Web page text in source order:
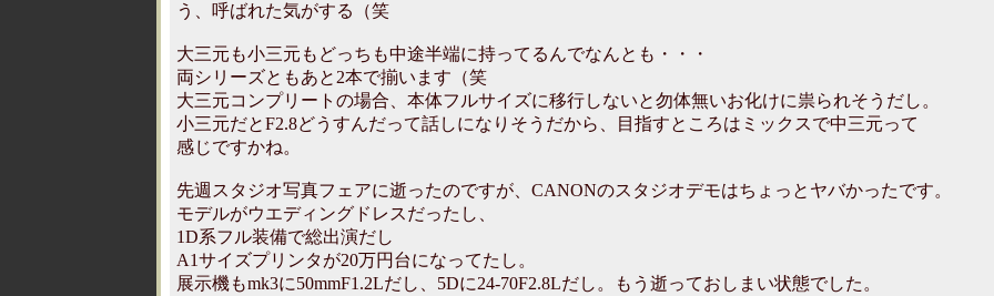
う、呼ばれた気がする（笑
大三元も小三元もどっちも中途半端に持ってるんでなんとも・・・
両シリーズともあと2本で揃います（笑
大三元コンプリートの場合、本体フルサイズに移行しないと勿体無いお化けに祟られそうだし。
小三元だとF2.8どうすんだって話しになりそうだから、目指すところはミックスで中三元って
感じですかね。
先週スタジオ写真フェアに逝ったのですが、CANONのスタジオデモはちょっとヤバかったです。
モデルがウエディングドレスだったし、
1D系フル装備で総出演だし
A1サイズプリンタが20万円台になってたし。
展示機もmk3に50mmF1.2Lだし、5Dに24-70F2.8Lだし。もう逝っておしまい状態でした。